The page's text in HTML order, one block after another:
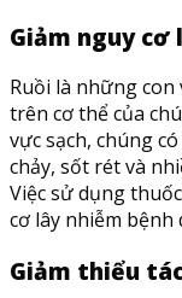
Giảm nguy cơ
Ruồi là những
trên cơ thể của
vực sạch, chúng
chảy, sốt rét và
Việc sử dụng
cơ lây nhiễm bệnh
Giảm thiểu